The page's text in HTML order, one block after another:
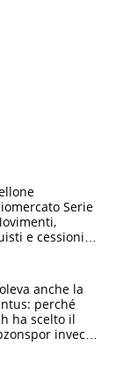
Serie
e cessioni:
anche la
perché
ha scelto il
invece